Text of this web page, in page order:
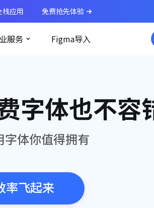
栈应用 免费抢先体验
服务 Figma导入
字体也不容
体你值得拥有
率飞起来